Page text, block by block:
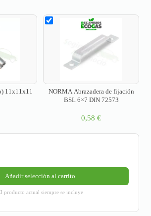
11x11x11
NORMA Abrazadera de fijación
BSL 6×7 DIN 72573
0,58 €
Añadir selección al carrito
producto actual siempre se incluye